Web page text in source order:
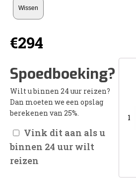
Wissen
€294
Spoedboeking?
Wilt u binnen 24 uur reizen?
Dan moeten we een opslag
berekenen van 25%.
Vink dit aan als u
binnen 24 uur wilt
reizen